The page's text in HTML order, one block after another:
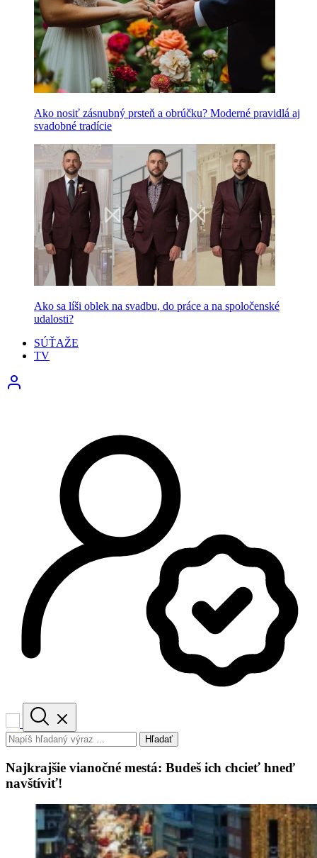
Ako nosiť zásnubný prsteň a obrúčku? Moderné pravidlá aj
svadobné tradície
Ako sa líši oblek na svadbu, do práce a na spoločenské
udalosti?
SÚŤAŽE
TV
Hľadať
Najkrajšie vianočné mestá: Budeš ich chcieť hneď
navštíviť!